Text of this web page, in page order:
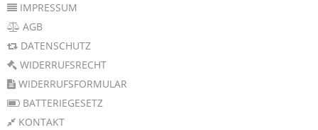
IMPRESSUM
AGB
DATENSCHUTZ
WIDERRUFSRECHT
WIDERRUFSFORMULAR
BATTERIEGESETZ
KONTAKT